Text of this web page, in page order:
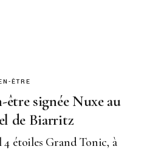
ÊTRE
être signée Nuxe au
de Biarritz
4 étoiles Grand Tonic, à